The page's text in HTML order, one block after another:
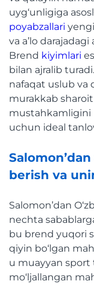
uyg‘unligiga
poyabzallari
va a’lo
Brend kiyimlari
bilan ajralib
nafaqat uslub va
murakkab
mustahkamligini
uchun ideal
berish va
Salomon’dan
nechta
bu brend yuqori
qiyin bo‘lgan
u muayyan
mo‘ljallangan